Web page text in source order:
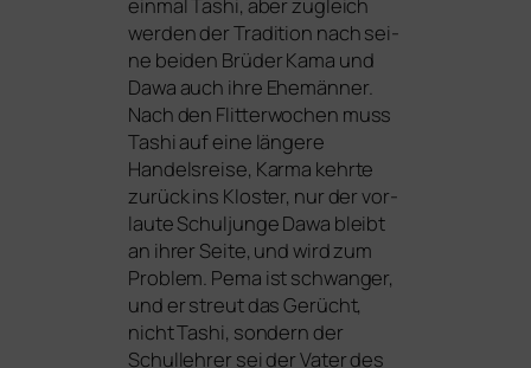
wer­den der Tradition nach sei­
ne bei­den Brüder Kama und
Dawa auch ihre Ehemänner.
Nach den Flitterwochen muss
Tashi auf eine län­ge­re
Handelsreise, Karma kehr­te
zurück ins Kloster, nur der vor­
lau­te Schuljunge Dawa bleibt
an ihrer Seite, und wird zum
Problem. Pema ist schwan­ger,
und er streut das Gerücht,
nicht Tashi, son­dern der
Schullehrer sei der Vater des